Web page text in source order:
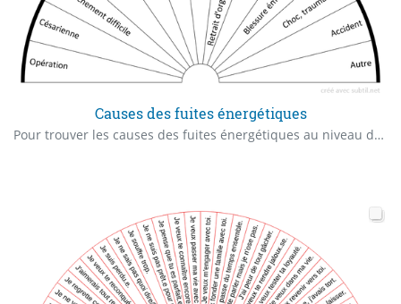
Causes des fuites énergétiques
Pour trouver les causes des fuites énergétiques au niveau des corps subtils.